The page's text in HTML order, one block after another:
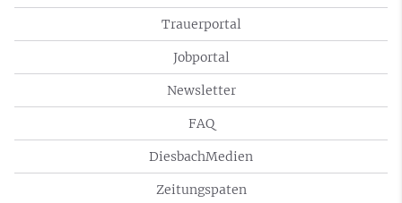
Trauerportal
Jobportal
Newsletter
FAQ
DiesbachMedien
Zeitungspaten